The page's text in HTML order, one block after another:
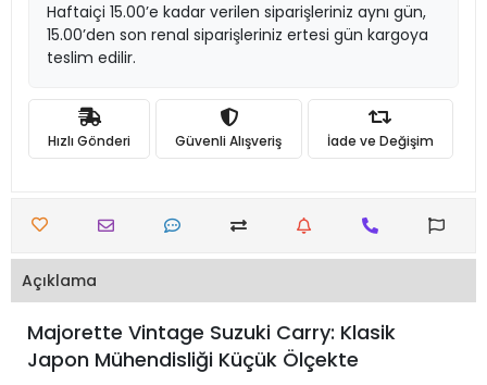
Haftaiçi 15.00’e kadar verilen siparişleriniz aynı gün,
15.00’den son renal siparişleriniz ertesi gün kargoya
teslim edilir.
Hızlı Gönderi Güvenli Alışveriş İade ve Değişim
Açıklama
Majorette Vintage Suzuki Carry: Klasik
Japon Mühendisliği Küçük Ölçekte